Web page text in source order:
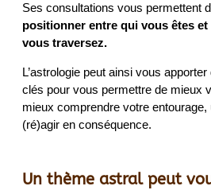
Ses consultations vous permettent
positionner entre qui vous êtes et
vous traversez.
L’astrologie peut ainsi vous
clés pour vous permettre de mieux
mieux comprendre votre
(ré)agir en conséquence.
Un thème astral peut